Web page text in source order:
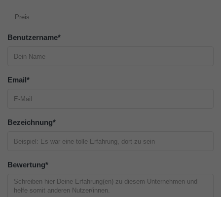
Preis
Benutzername*
Email*
Bezeichnung*
Bewertung*